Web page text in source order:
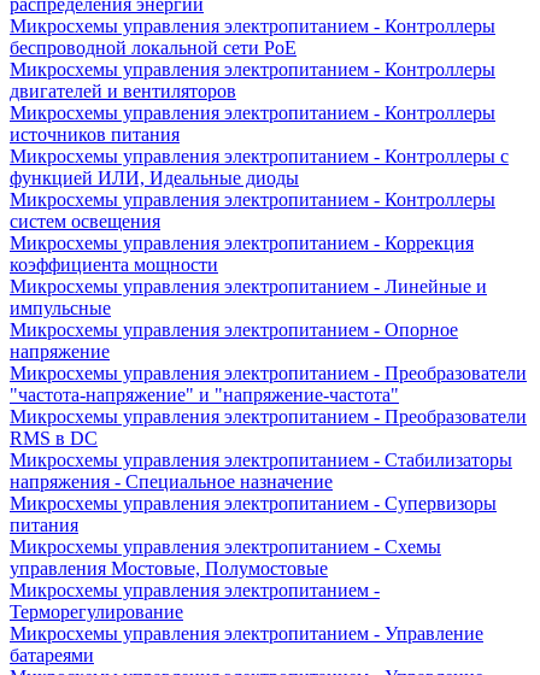
распределения энергии
Микросхемы управления электропитанием - Контроллеры
беспроводной локальной сети PoE
Микросхемы управления электропитанием - Контроллеры
двигателей и вентиляторов
Микросхемы управления электропитанием - Контроллеры
источников питания
Микросхемы управления электропитанием - Контроллеры с
функцией ИЛИ, Идеальные диоды
Микросхемы управления электропитанием - Контроллеры
систем освещения
Микросхемы управления электропитанием - Коррекция
коэффициента мощности
Микросхемы управления электропитанием - Линейные и
импульсные
Микросхемы управления электропитанием - Опорное
напряжение
Микросхемы управления электропитанием - Преобразователи
"частота-напряжение" и "напряжение-частота"
Микросхемы управления электропитанием - Преобразователи
RMS в DC
Микросхемы управления электропитанием - Стабилизаторы
напряжения - Специальное назначение
Микросхемы управления электропитанием - Супервизоры
питания
Микросхемы управления электропитанием - Схемы
управления Мостовые, Полумостовые
Микросхемы управления электропитанием -
Терморегулирование
Микросхемы управления электропитанием - Управление
батареями